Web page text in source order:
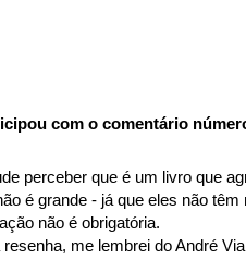
com o comentário
perceber que é um livro que
é grande - já que eles não têm
não é obrigatória.
me lembrei do André